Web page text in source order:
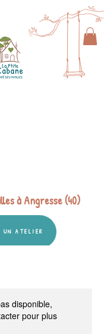
UN ATELIER
à Angresse (40)
disponible,
pour plus